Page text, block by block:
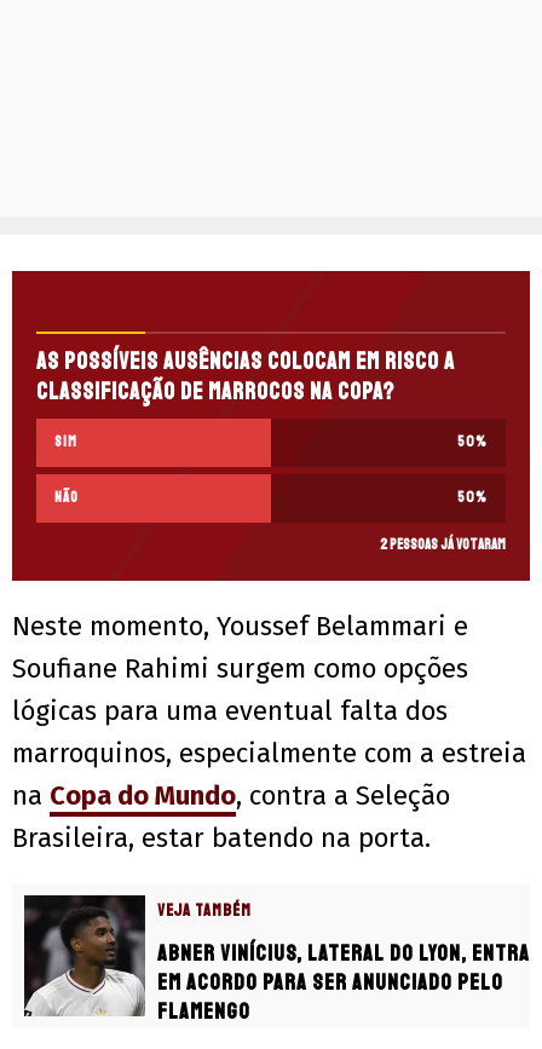
As possíveis ausências colocam em risco a
classificação de Marrocos na Copa?
Sim 50%
Não 50%
2 pessoas já votaram
Neste momento, Youssef Belammari e
Soufiane Rahimi surgem como opções
lógicas para uma eventual falta dos
marroquinos, especialmente com a estreia
na Copa do Mundo, contra a Seleção
Brasileira, estar batendo na porta.
VEJA TAMBÉM
Abner Vinícius, lateral do Lyon, entra
em acordo para ser anunciado pelo
Flamengo